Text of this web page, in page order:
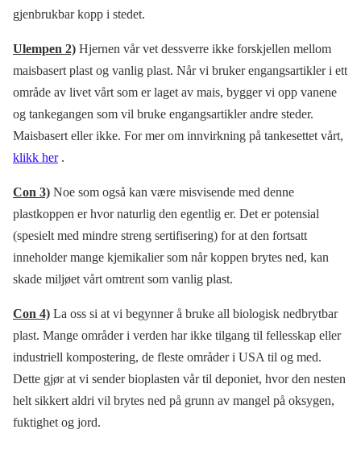
gjenbrukbar kopp i stedet.
Ulempen 2) Hjernen vår vet dessverre ikke forskjellen mellom
maisbasert plast og vanlig plast. Når vi bruker engangsartikler i ett
område av livet vårt som er laget av mais, bygger vi opp vanene
og tankegangen som vil bruke engangsartikler andre steder.
Maisbasert eller ikke. For mer om innvirkning på tankesettet vårt,
klikk her .
Con 3) Noe som også kan være misvisende med denne
plastkoppen er hvor naturlig den egentlig er. Det er potensial
(spesielt med mindre streng sertifisering) for at den fortsatt
inneholder mange kjemikalier som når koppen brytes ned, kan
skade miljøet vårt omtrent som vanlig plast.
Con 4) La oss si at vi begynner å bruke all biologisk nedbrytbar
plast. Mange områder i verden har ikke tilgang til fellesskap eller
industriell kompostering, de fleste områder i USA til og med.
Dette gjør at vi sender bioplasten vår til deponiet, hvor den nesten
helt sikkert aldri vil brytes ned på grunn av mangel på oksygen,
fuktighet og jord.